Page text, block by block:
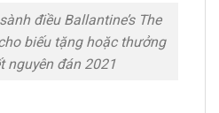
điều Ballantine’s The
biếu tặng hoặc thưởng
nguyên đán 2021